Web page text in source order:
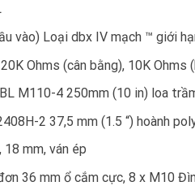
vào) Loại dbx IV mạch ™ giới
Ohms (cân bằng), 10K Ohms
M110-4 250mm (10 in) loa
2 37,5 mm (1.5 “) hoành
18 mm, ván ép
36 mm ổ cắm cực, 8 x M10